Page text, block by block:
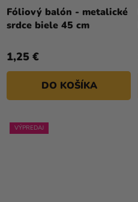
Fóliový balón - metalické
srdce biele 45 cm
1,25 €
DO KOŠÍKA
VÝPREDAJ